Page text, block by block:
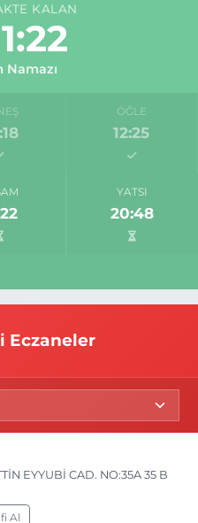
KALAN
Namazı
ÖĞLE
12:25
YATSI
20:48
Eczaneler
EYYUBİ CAD. NO:35A 35 B
Al